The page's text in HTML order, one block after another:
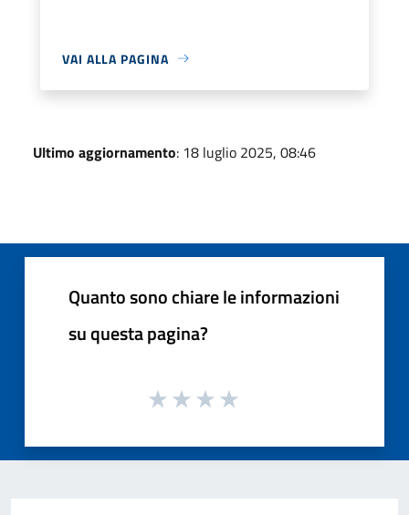
VAI ALLA PAGINA
Ultimo aggiornamento: 18 luglio 2025, 08:46
Quanto sono chiare le informazioni
su questa pagina?